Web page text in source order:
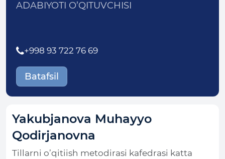
ADABIYOTI O’QITUVCHISI
+998 93 722 76 69
Batafsil
Yakubjanova Muhayyo
Qodirjanovna
Tillarni o’qitiish metodirasi kafedrasi katta